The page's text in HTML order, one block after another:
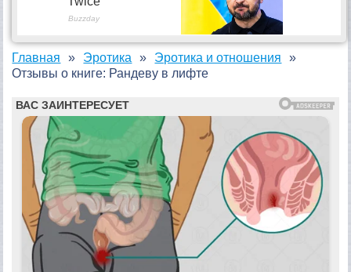
Главная Эротика
Эротика и отношения
Отзывы о книге: Рандеву в лифте